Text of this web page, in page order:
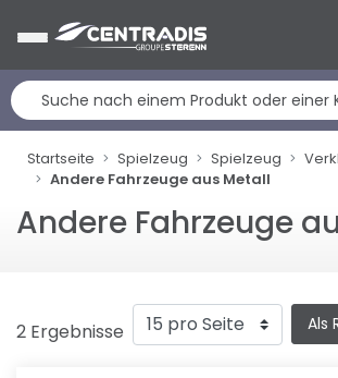
Startseite Spielzeug Spielzeug
Andere Fahrzeuge aus Metall
Andere Fahrzeuge
2 Ergebnisse Als